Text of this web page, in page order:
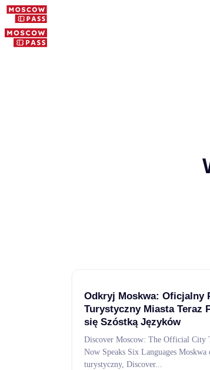
Odkryj Moskwa: Oficjalny
Turystyczny Miasta Teraz
się Szóstką Języków
Discover Moscow: The Official City
Now Speaks Six Languages
turystyczny, Discover...